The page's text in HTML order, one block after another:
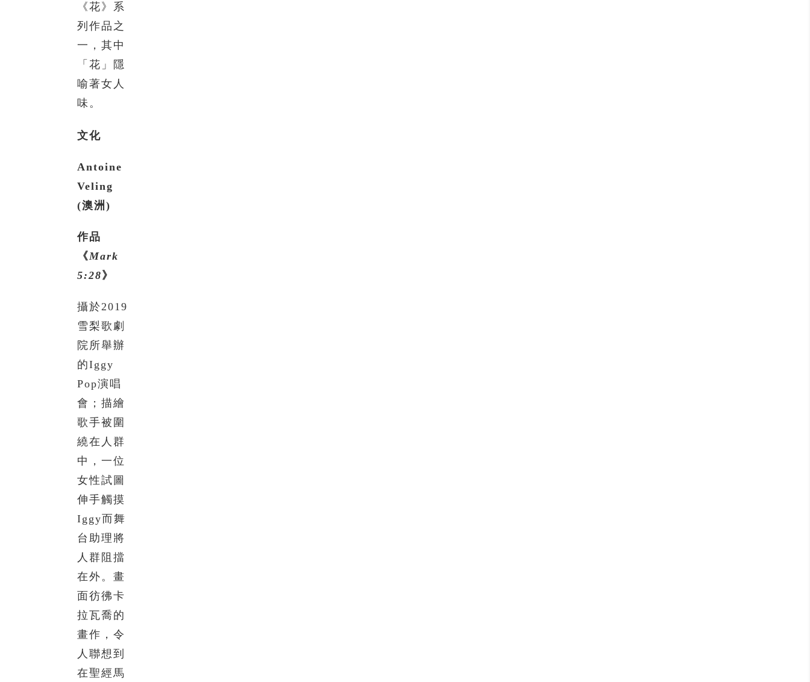
《花》系
列作品之
一，其中
「花」隱
喻著女人
味。
文化
Antoine
Veling
(澳洲 )
作品
《Mark
5:28》
攝於2019
雪梨歌劇
院所舉辦
的Iggy
Pop演唱
會；描繪
歌手被圍
繞在人群
中，一位
女性試圖
伸手觸摸
Iggy而舞
台助理將
人群阻擋
在外。畫
面彷彿卡
拉瓦喬的
畫作，令
人聯想到
在聖經馬